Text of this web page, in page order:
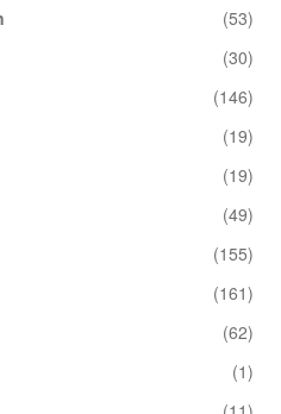
(53)
(30)
(146)
(19)
(19)
(49)
(155)
(161)
(62)
(1)